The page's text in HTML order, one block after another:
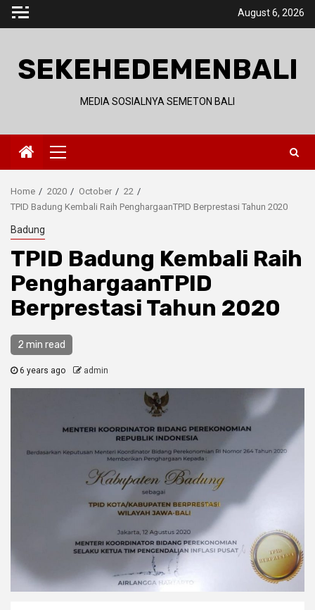
Skip
August 6, 2026
SEKEHEDEMENBALI
MEDIA SOSIALNYA SEMETON BALI
Primary
Menu
Home 2020 October
22
TPID Badung Kembali Raih PenghargaanTPID Berprestasi Tahun 2020
Badung
TPID Badung Kembali Raih
PenghargaanTPID
Berprestasi Tahun 2020
2 min read
6 years ago admin